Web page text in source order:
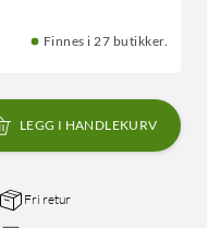
Finnes i 27 butikker.
LEGG I HANDLEKURV
Fri retur